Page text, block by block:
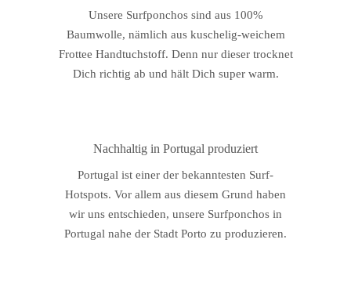
Unsere Surfponchos sind aus 100%
Baumwolle, nämlich aus kuschelig-weichem
Frottee Handtuchstoff. Denn nur dieser trocknet
Dich richtig ab und hält Dich super warm.
Nachhaltig in Portugal produziert
Portugal ist einer der bekanntesten Surf-
Hotspots. Vor allem aus diesem Grund haben
wir uns entschieden, unsere Surfponchos in
Portugal nahe der Stadt Porto zu produzieren.